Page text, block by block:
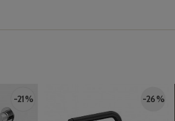
-21 % -26 %